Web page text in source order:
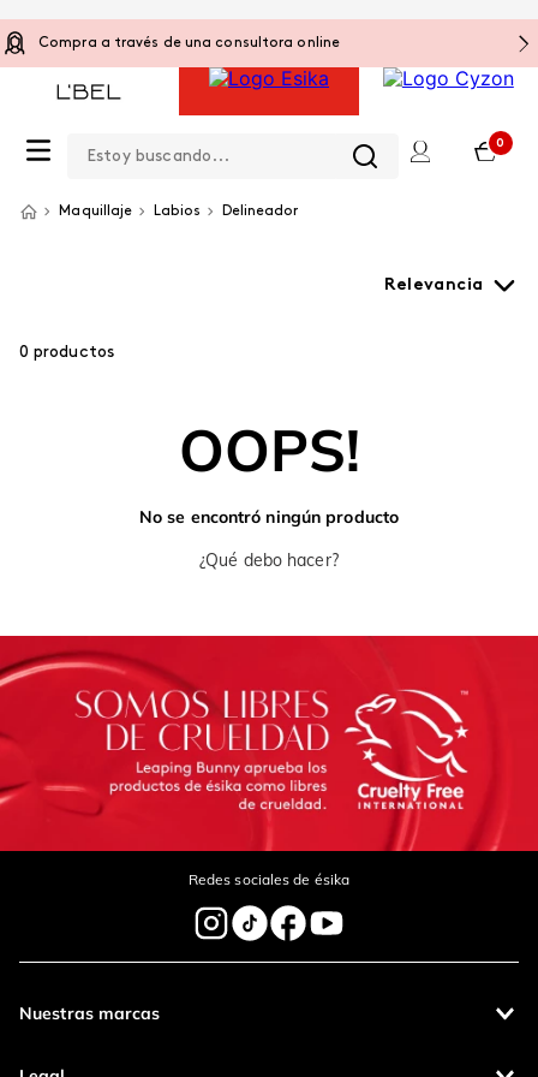
Compra a través de una consultora online
0
Maquillaje Labios Delineador
Relevancia
0 productos
OOPS!
No se encontró ningún producto
¿Qué debo hacer?
Redes sociales de ésika
Nuestras marcas